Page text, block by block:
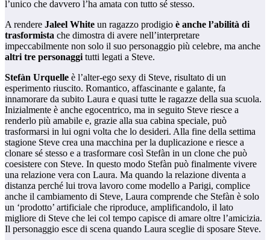
l’unico che davvero l’ha amata con tutto sé stesso.
A rendere Jaleel White un ragazzo prodigio è anche l’abilità di
trasformista che dimostra di avere nell’interpretare
impeccabilmente non solo il suo personaggio più celebre, ma anche
altri tre personaggi tutti legati a Steve.
Stefàn Urquelle è l’alter-ego sexy di Steve, risultato di un
esperimento riuscito. Romantico, affascinante e galante, fa
innamorare da subito Laura e quasi tutte le ragazze della sua scuola.
Inizialmente è anche egocentrico, ma in seguito Steve riesce a
renderlo più amabile e, grazie alla sua cabina speciale, può
trasformarsi in lui ogni volta che lo desideri. Alla fine della settima
stagione Steve crea una macchina per la duplicazione e riesce a
clonare sé stesso e a trasformare così Stefàn in un clone che può
coesistere con Steve. In questo modo Stefàn può finalmente vivere
una relazione vera con Laura. Ma quando la relazione diventa a
distanza perché lui trova lavoro come modello a Parigi, complice
anche il cambiamento di Steve, Laura comprende che Stefàn è solo
un ‘prodotto’ artificiale che riproduce, amplificandolo, il lato
migliore di Steve che lei col tempo capisce di amare oltre l’amicizia.
Il personaggio esce di scena quando Laura sceglie di sposare Steve.